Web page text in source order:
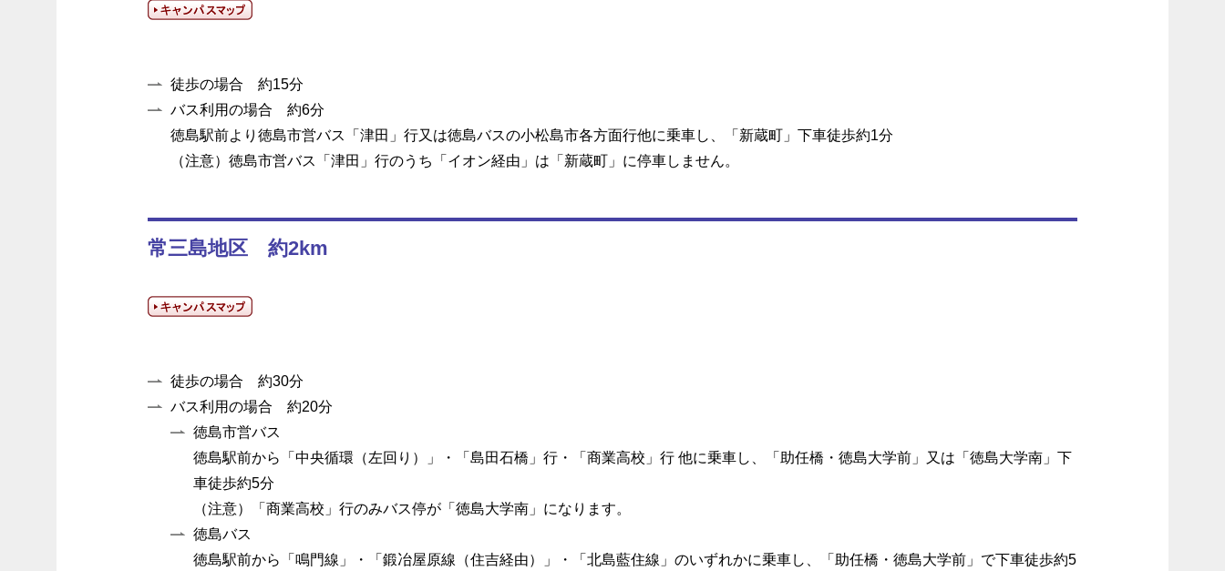
徒歩の場合 約15分
バス利用の場合 約6分
徳島駅前より徳島市営バス「津田」行又は徳島バスの小松島市各方面行他に乗車し、「新蔵町」下車徒歩約1分
（注意）徳島市営バス「津田」行のうち「イオン経由」は「新蔵町」に停車しません。
常三島地区 約2km
徒歩の場合 約30分
バス利用の場合 約20分
徳島市営バス
徳島駅前から「中央循環（左回り）」・「島田石橋」行・「商業高校」行 他に乗車し、「助任橋・徳島大学前」又は「徳島大学南」下
車徒歩約5分
（注意）「商業高校」行のみバス停が「徳島大学南」になります。
徳島バス
徳島駅前から「鳴門線」・「鍛冶屋原線（住吉経由）」・「北島藍住線」のいずれかに乗車し、「助任橋・徳島大学前」で下車徒歩約5